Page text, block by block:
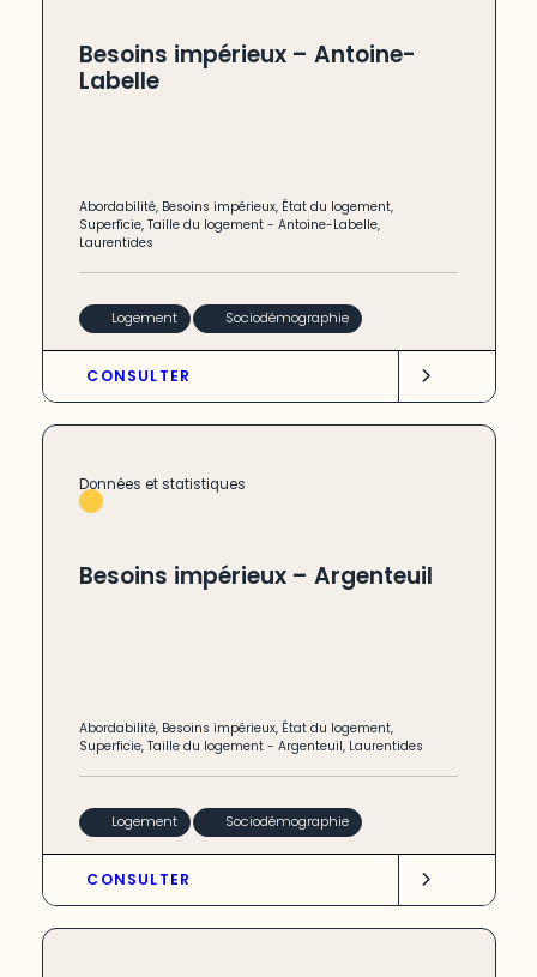
Besoins impérieux – Antoine-
Labelle
Abordabilité, Besoins impérieux, État du logement,
Superficie,Taille du logement -Antoine-Labelle,
Laurentides
Logement Sociodémographie
CONSULTER
Données et statistiques
Besoins impérieux – Argenteuil
Abordabilité, Besoins impérieux, État du logement,
Superficie,Taille du logement -Argenteuil, Laurentides
Logement Sociodémographie
CONSULTER